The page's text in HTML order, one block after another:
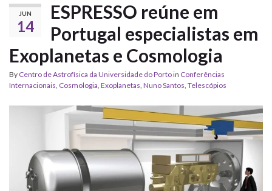
JUN
14
ESPRESSO reúne em
Portugal especialistas em
Exoplanetas e Cosmologia
By Centro de Astrofísica da Universidade do Portoin Conferências
Internacionais, Cosmologia, Exoplanetas, Nuno Santos, Telescópios